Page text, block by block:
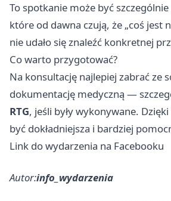
To spotkanie może być
które od dawna czują, że „coś jest
nie udało się znaleźć konkretnej
Co warto przygotować?
Na konsultację najlepiej zabrać ze
dokumentację medyczną —
RTG, jeśli były wykonywane.
być dokładniejsza i bardziej
Link do wydarzenia na Facebooku
Autor:info_wydarzenia